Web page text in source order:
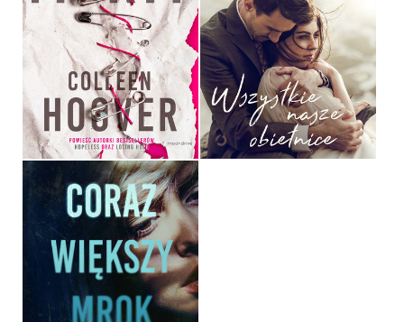
WITHOUT MERIT
COLLEEN HOOVER
OPRAWA MIĘKKA ZE SKRZYDEŁKAMI
39,90 ZŁ
WSZYSTKIE NASZE
OBIETNICE
COLLEEN HOOVER
OPRAWA MIĘKKA ZE SKRZYDEŁKAMI
39,90 ZŁ
CORAZ WIĘKSZY MROK
COLLEEN HOOVER